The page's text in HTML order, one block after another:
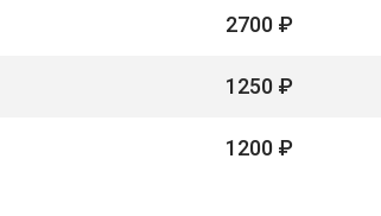
2700 ₽
1250 ₽
1200 ₽